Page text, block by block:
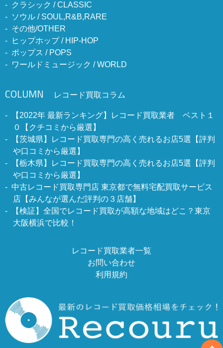
クラシック / CLASSIC
ソウル / SOUL,R&B,RARE
その他/OTHER
ヒップホップ / HIP-HOP
ポップス / POPS
ワールドミュージック / WORLD
COLUMN レコード買取コラム
【2022年 最新ランキング】レコード買取業者 ベスト１
０【クチコミから厳選】
【茨城県】レコード買取専門の高く売れるお店5選【評判
や口コミから厳選】
【栃木県】レコード買取専門の高く売れるお店5選【評判
や口コミから厳選】
中古レコード買取専門店 東京都で無料宅配買取サービス
店【みんなが選んだ評判の３店舗】
【検証】全国でレコード買取が高額な地域はどこ？東京
大阪横浜で比較！
レコード買取業者一覧
お問い合わせ
利用規約